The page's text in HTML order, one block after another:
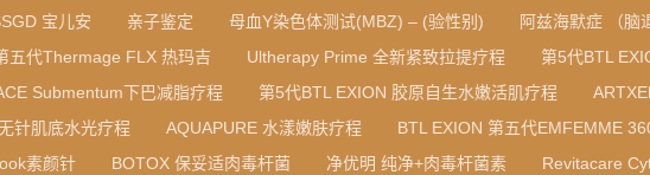
宝儿安
亲子鉴定 母血Y染色体测试(MBZ) – (验性别)
阿兹海默症 （脑
五代Thermage FLX 热玛吉 Ultherapy Prime 全新紧致拉提疗程 第5代BTL
Submentum下巴减脂疗程
第5代BTL EXION 胶原自生水嫩活肌疗程
针肌底水光疗程
AQUAPURE 水漾嫩肤疗程 BTL EXION 第五代EMFEMME
素颜针
BOTOX 保妥适肉毒杆菌 净优明 纯净+肉毒杆菌素 Revitacare